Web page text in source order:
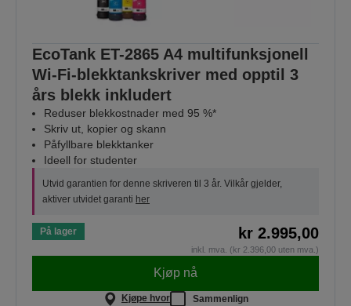
EcoTank ET-2865 A4 multifunksjonell
Wi-Fi-blekktankskriver med opptil 3
års blekk inkludert
Reduser blekkostnader med 95 %*
Skriv ut, kopier og skann
Påfyllbare blekktanker
Ideell for studenter
Utvid garantien for denne skriveren til 3 år. Vilkår gjelder,
aktiver utvidet garanti her
På lager kr 2.995,00
inkl. mva. (kr 2.396,00 uten mva.)
Kjøp nå
Kjøpe hvor Sammenlign